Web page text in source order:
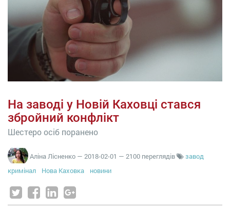
На заводі у Новій Каховці стався
збройний конфлікт
Шестеро осіб поранено
Аліна Лісненко — 2018-02-01 — 2100 переглядів
завод
кримінал
Нова Каховка новини